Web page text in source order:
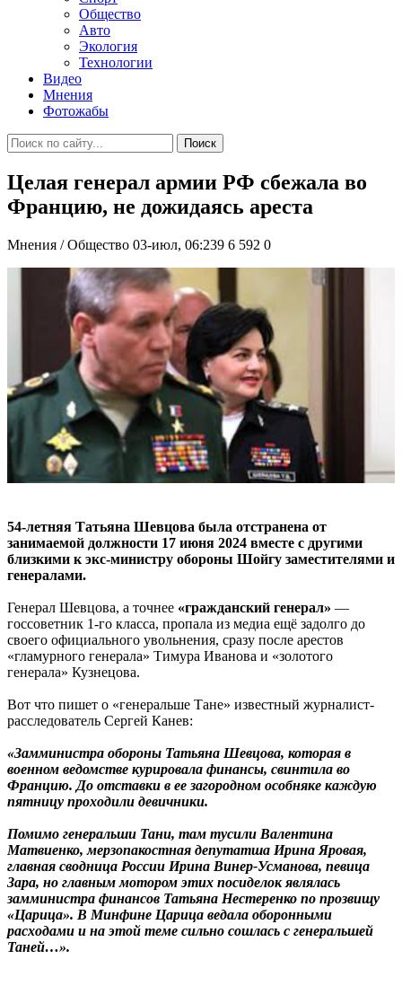
Общество
Авто
Экология
Технологии
Видео
Мнения
Фотожабы
Поиск
Целая генерал армии РФ сбежала во
Францию, не дожидаясь ареста
Мнения / Общество 03-июл, 06:239 6 592 0
54-летняя Татьяна Шевцова была отстранена от
занимаемой должности 17 июня 2024 вместе с другими
близкими к экс-министру обороны Шойгу заместителями и
генералами.
Генерал Шевцова, а точнее «гражданский генерал» —
госсоветник 1-го класса, пропала из медиа ещё задолго до
своего официального увольнения, сразу после арестов
«гламурного генерала» Тимура Иванова и «золотого
генерала» Кузнецова.
Вот что пишет о «генеральше Тане» известный журналист-
расследователь Сергей Канев:
«Замминистра обороны Татьяна Шевцова, которая в
военном ведомстве курировала финансы, свинтила во
Францию. До отставки в ее загородном особняке каждую
пятницу проходили девичники.
Помимо генеральши Тани, там тусили Валентина
Матвиенко, мерзопакостная депутатша Ирина Яровая,
главная сводница России Ирина Винер-Усманова, певица
Зара, но главным мотором этих посиделок являлась
замминистра финансов Татьяна Нестеренко по прозвищу
«Царица». В Минфине Царица ведала оборонными
расходами и на этой теме сильно сошлась с генеральшей
Таней…».